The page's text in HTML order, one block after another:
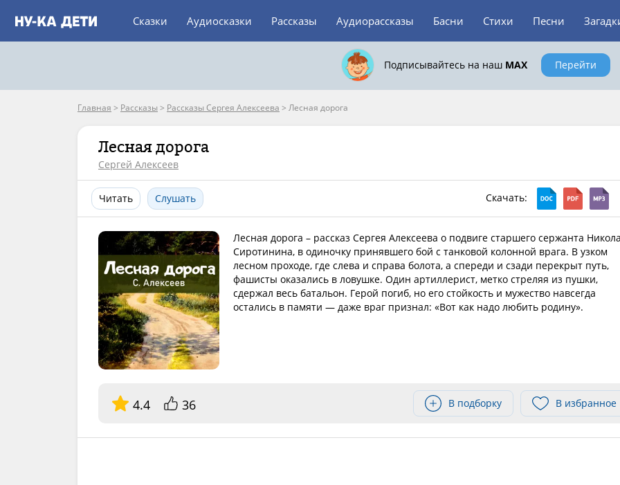
Сказки Аудиосказки Рассказы Аудиорассказы Басни Стихи Песни
Подписывайтесь на наш MAX Перейти
Главная > Рассказы > Рассказы Сергея Алексеева > Лесная дорога
Лесная дорога
Сергей Алексеев
Читать Слушать Скачать:
Лесная дорога – рассказ Сергея Алексеева о подвиге старшего сержанта
Сиротинина, в одиночку принявшего бой с танковой колонной врага. В узком
лесном проходе, где слева и справа болота, а спереди и сзади перекрыт путь,
фашисты оказались в ловушке. Один артиллерист, метко стреляя из пушки,
сдержал весь батальон. Герой погиб, но его стойкость и мужество навсегда
остались в памяти — даже враг признал: «Вот как надо любить родину».
4.4 36 В подборку В избранное